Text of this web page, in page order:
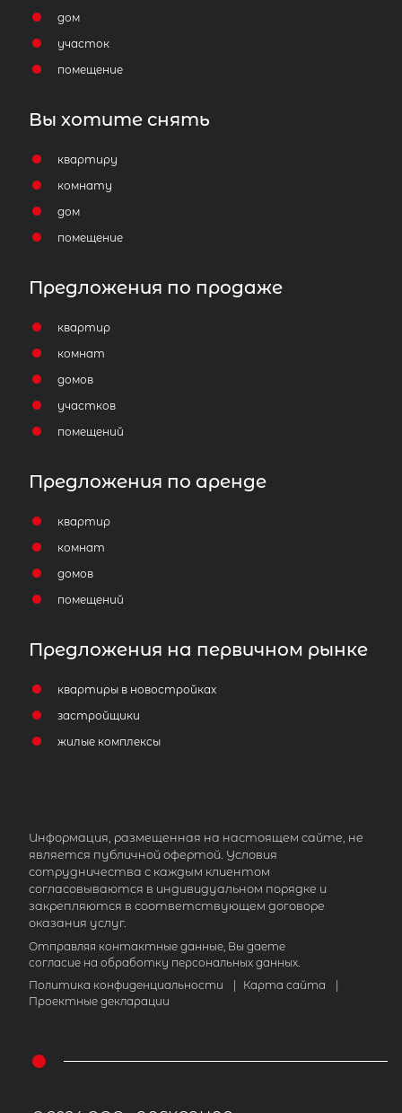
3 600 000
Площадь кухни
Популярное
ЛО, Приозерский р-н, Приозерск г,
Калинина ул, д 45
3 499 000 ₽
Жилая площадь
дом
участок
помещение
Вы хотите снять
квартиру
комнату
дом
помещение
Предложения по продаже
квартир
комнат
домов
участков
помещений
Предложения по аренде
квартир
комнат
домов
помещений
Предложения на первичном рынке
квартиры в новостройках
застройщики
жилые комплексы
Информация, размещенная на настоящем сайте, не
является публичной офертой. Условия
сотрудничества с каждым клиентом
согласовываются в индивидуальном порядке и
закрепляются в соответствующем договоре
оказания услуг.
Отправляя контактные данные, Вы даете
согласие на обработку персональных данных.
Политика конфиденциальности
Карта сайта
Проектные декларации